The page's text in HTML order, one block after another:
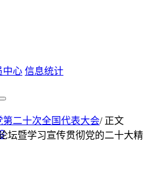
中心 信息统计
第二十次全国代表大会/ 正文
坛暨学习宣传贯彻党的二十大精